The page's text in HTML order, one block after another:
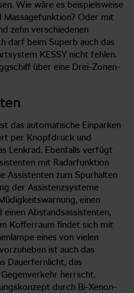
Wie wäre es beispielsweise
Massagefunktion? Oder mit
zehn verschiedenen
darf beim Superb auch das
KESSY nicht fehlen.
über eine Drei-Zonen-
das automatische Einparken
per Knopfdruck und
Lenkrad. Ebenfalls verfügt
mit Radarfunktion
Assistenten zum Spurhalten
der Assistenzsysteme
einen
Abstandsassistenten,
Kofferraum findet sich mit
eines von vielen
ist auch das
Dauerfernlicht, das
herrscht.
durch Bi-Xenon-